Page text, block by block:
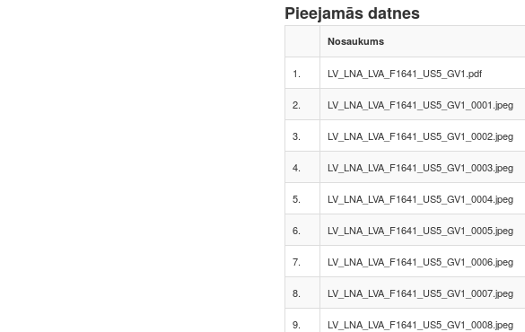
Pieejamās datnes
Nosaukums
1. LV_LNA_LVA_F1641_US5_GV1.pdf
2. LV_LNA_LVA_F1641_US5_GV1_0001.jpeg
3. LV_LNA_LVA_F1641_US5_GV1_0002.jpeg
4. LV_LNA_LVA_F1641_US5_GV1_0003.jpeg
5. LV_LNA_LVA_F1641_US5_GV1_0004.jpeg
6. LV_LNA_LVA_F1641_US5_GV1_0005.jpeg
7. LV_LNA_LVA_F1641_US5_GV1_0006.jpeg
8. LV_LNA_LVA_F1641_US5_GV1_0007.jpeg
9. LV_LNA_LVA_F1641_US5_GV1_0008.jpeg